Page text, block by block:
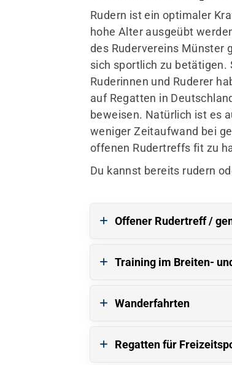
Rudern ist ein optimaler
hohe Alter ausgeübt
des Rudervereins Münster
sich sportlich zu
Ruderinnen und Ruderer
auf Regatten in
beweisen. Natürlich ist es
weniger Zeitaufwand bei
offenen Rudertreffs fit zu
Du kannst bereits rudern
Offener Rudertreff /
Training im Breiten-
Wanderfahrten
Regatten für